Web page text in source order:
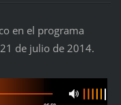
en el programa
de julio de 2014.